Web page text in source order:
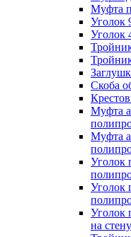
Муфта
Уголок
Уголок
Скоба
Муфта
Муфта
Уголок
Уголок
Уголок
на